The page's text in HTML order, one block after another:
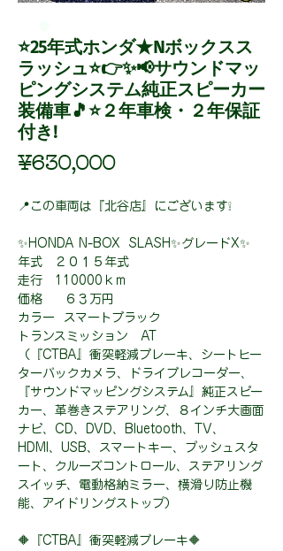
⭐25年式ホンダ★Nボックスス
ラッシュ⭐👉✨📢サウンドマッ
ピングシステム純正スピーカー
装備車🎵⭐２年車検・２年保証
付き!
¥630,000Price
📍この車両は『北谷店』にございます❕
✨HONDA N-BOX SLASH✨グレードX✨
年式 ２０１５年式
走行 110000ｋｍ
価格 ６３万円
カラー スマートブラック
トランスミッション AT
（『CTBA』衝突軽減ブレーキ、シートヒー
ターバックカメラ、ドライブレコーダー、
『サウンドマッピングシステム』純正スピー
カー、革巻きステアリング、８インチ大画面
ナビ、CD、DVD、Bluetooth、TV、
HDMI、USB、スマートキー、プッシュスタ
ート、クルーズコントロール、ステアリング
スイッチ、電動格納ミラー、横滑り防止機
能、アイドリングストップ）
🔶『CTBA』衝突軽減ブレーキ🔶